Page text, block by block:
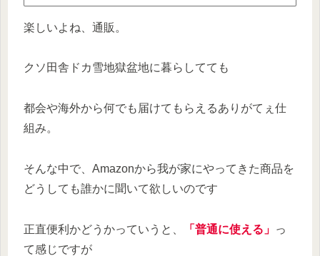
楽しいよね、通販。
クソ田舎ドカ雪地獄盆地に暮らしてても
都会や海外から何でも届けてもらえるありがてぇ仕
組み。
そんな中で、Amazonから我が家にやってきた商品を
どうしても誰かに聞いて欲しいのです
正直便利かどうかっていうと、 「普通に使える」 っ
て感じですが